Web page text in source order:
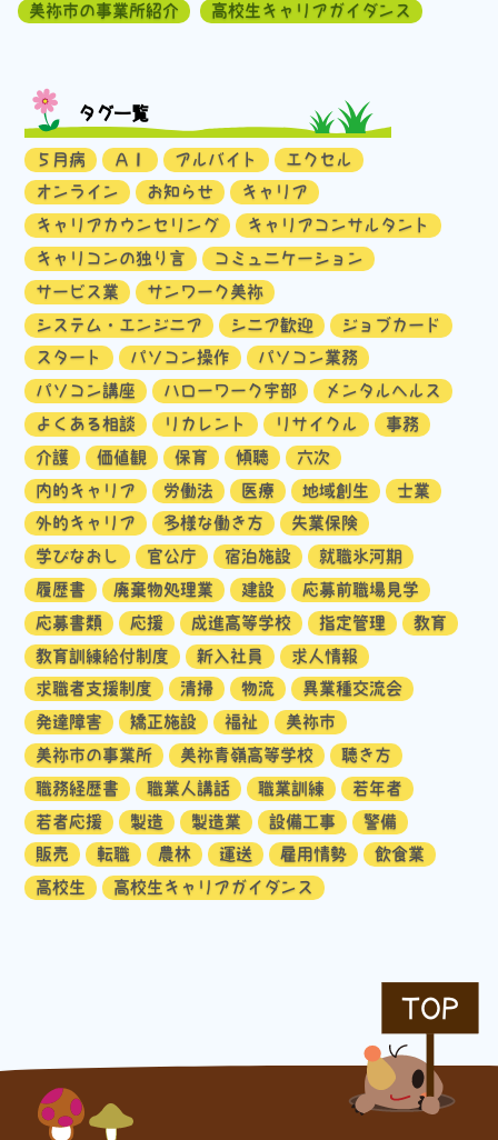
美祢市の事業所紹介
高校生キャリアガイダンス
タグ一覧
５月病 ＡＩ アルバイト
エクセル
オンライン
お知らせ
キャリア
キャリアカウンセリング
キャリアコンサルタント
キャリコンの独り言
コミュニケーション
サービス業
サンワーク美祢
システム・エンジニア
シニア歓迎
ジョブカード
スタート
パソコン操作
パソコン業務
パソコン講座
ハローワーク宇部
メンタルヘルス
よくある相談
リカレント リサイクル
事務
介護
価値観 保育 傾聴
六次
内的キャリア
労働法 医療 地域創生
士業
外的キャリア
多様な働き方
失業保険
学びなおし
官公庁 宿泊施設
就職氷河期
履歴書
廃棄物処理業 建設
応募前職場見学
応募書類
応援 成進高等学校 指定管理
教育
教育訓練給付制度
新入社員
求人情報
求職者支援制度
清掃 物流
異業種交流会
発達障害
矯正施設 福祉
美祢市
美祢市の事業所
美祢青嶺高等学校
聴き方
職務経歴書
職業人講話 職業訓練
若年者
若者応援
製造 製造業 設備工事
警備
販売
転職 農林 運送 雇用情勢
飲食業
高校生
高校生キャリアガイダンス
TOP